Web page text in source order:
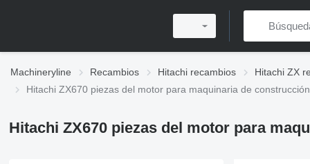
Machineryline Recambios Hitachi recambios Hitachi ZX
Hitachi ZX670 piezas del motor para maquinaria de construcción
Hitachi ZX670 piezas del motor para